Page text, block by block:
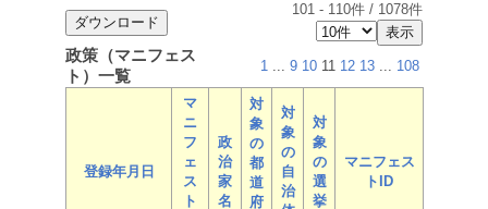
101 - 110件 / 1078件
政策（マニフェス
ト）一覧
1 ... 9 10 11 12 13 ... 108
登録年月日
マ
ニ
フ
ェ
ス
ト
政
治
家
名
対
象
の
都
道
府
対
象
の
自
治
対
象
の
選
挙
マニフェス
トID